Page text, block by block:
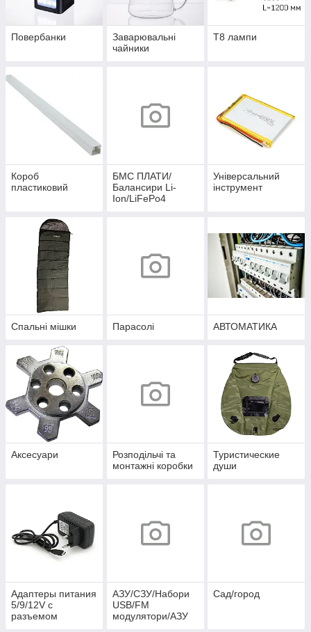
Повербанки
Заварювальні
чайники
Т8 лампи
Короб
пластиковий
БМС ПЛАТИ/
Балансири Li-
Ion/LiFePo4
Універсальний
інструмент
Спальні мішки Парасолі АВТОМАТИКА
Аксесуари
Розподільчі та
монтажні коробки
Туристические
души
Адаптеры питания
5/9/12V c
разъемом
АЗУ/СЗУ/Набори
USB/FM
модулятори/АЗУ
Сад/город